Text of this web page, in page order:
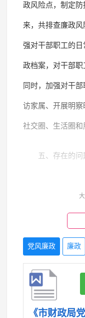
政风险点，制定
来，共排查廉政
强对干部职工的
政档案，对干部职
同时，加强对干
访家属、开展明
社交圈、生活圈和
五、存在的问
党员干部对党风
存在重业务工作
廉政建设责任制
二是廉政教育的
方法相对单一，
党风廉政 廉政